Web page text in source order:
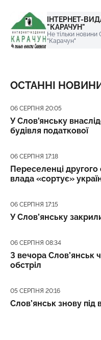
ІНТЕРНЕТ-
"КАРАЧУН"
Не тільки новини
"Карачун"
ОСТАННІ
Дата публікації
06 СЕРПНЯ 20:05
У Слов'янську
будівля податкової
Дата публікації
06 СЕРПНЯ 17:18
Переселенці
влада «сортує»
Дата публікації
06 СЕРПНЯ 17:15
У Слов’янську
Дата публікації
06 СЕРПНЯ 08:34
З вечора Слов’янськ
обстріл
Дата публікації
05 СЕРПНЯ 20:16
Слов’янськ знову